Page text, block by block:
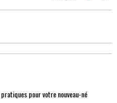
pour votre nouveau-né